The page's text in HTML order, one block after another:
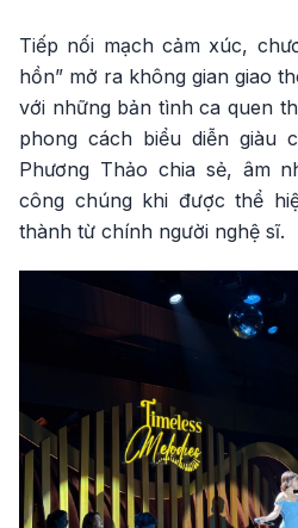
Tiếp nối mạch cảm xúc,
hồn” mở ra không gian giao
với những bản tình ca quen
phong cách biểu diễn giàu
Phương Thảo chia sẻ, âm
công chúng khi được thể
thành từ chính người nghệ sĩ.